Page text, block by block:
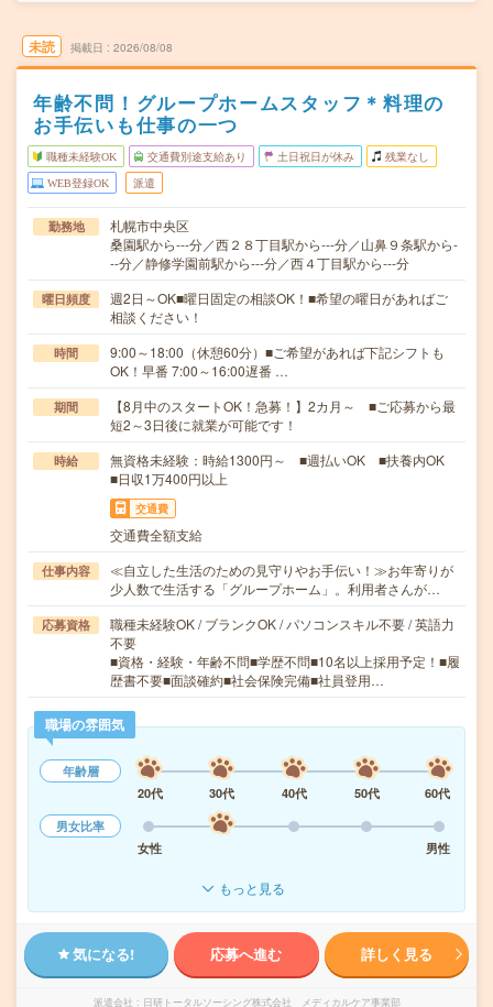
未読 掲載日 2026/08/08
年齢不問！グループホームスタッフ＊料理の
お手伝いも仕事の一つ
職種未経験OK 交通費別途支給あり 土日祝日が休み 残業なし
WEB登録OK 派遣
勤務地
札幌市中央区
桑園駅から---分／西２８丁目駅から---分／山鼻９条駅から-
--分／静修学園前駅から---分／西４丁目駅から---分
曜日頻度
週2日～OK■曜日固定の相談OK！■希望の曜日があればご
相談ください！
時間
9:00～18:00（休憩60分）■ご希望があれば下記シフトも
OK！早番 7:00～16:00遅番 …
期間
【8月中のスタートOK！急募！】2カ月～ ■ご応募から最
短2～3日後に就業が可能です！
時給
無資格未経験：時給1300円～ ■週払いOK ■扶養内OK
■日収1万400円以上
交通費
交通費全額支給
仕事内容
≪自立した生活のための見守りやお手伝い！≫お年寄りが
少人数で生活する「グループホーム」。利用者さんが…
応募資格
職種未経験OK / ブランクOK / パソコンスキル不要 / 英語力
不要
■資格・経験・年齢不問■学歴不問■10名以上採用予定！■履
歴書不要■面談確約■社会保険完備■社員登用…
職場の雰囲気
年齢層
20代
30代 40代 50代
60代
男女比率
女性
男性
もっと見る
気になる! 応募へ進む 詳しく見る
派遣会社 日研トータルソーシング株式会社 メディカルケア事業部